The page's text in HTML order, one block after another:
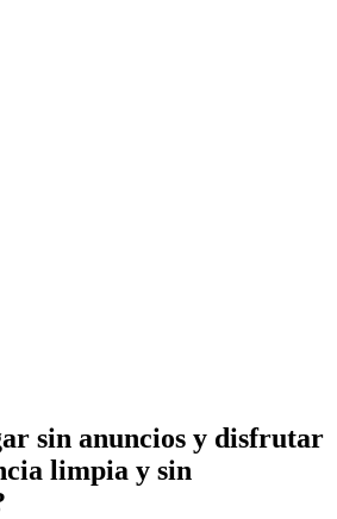
sin anuncios y disfrutar
limpia y sin